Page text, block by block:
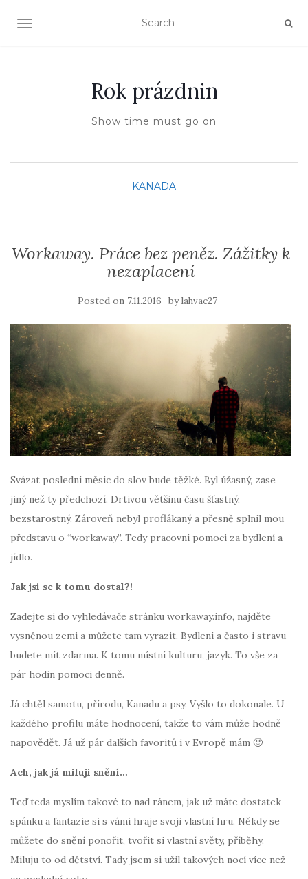
TOGGLE NAVIGATION
Rok prázdnin
Show time must go on
KANADA
Workaway. Práce bez peněz. Zážitky k
nezaplacení
Posted on 7.11.2016 bylahvac27
Svázat poslední měsíc do slov bude těžké. Byl úžasný, zase
jiný než ty předchozí. Drtivou většinu času šťastný,
bezstarostný. Zároveň nebyl proflákaný a přesně splnil mou
představu o “workaway”. Tedy pracovní pomoci za bydlení a
jídlo.
Jak jsi se k tomu dostal?!
Zadejte si do vyhledávače stránku workaway.info, najděte
vysněnou zemi a můžete tam vyrazit. Bydlení a často i stravu
budete mít zdarma. K tomu místní kulturu, jazyk. To vše za
pár hodin pomoci denně.
Já chtěl samotu, přírodu, Kanadu a psy. Vyšlo to dokonale. U
každého profilu máte hodnocení, takže to vám může hodně
napovědět. Já už pár dalších favoritů i v Evropě mám 🙂
Ach, jak já miluji snění…
Teď teda myslím takové to nad ránem, jak už máte dostatek
spánku a fantazie si s vámi hraje svoji vlastní hru. Někdy se
můžete do snění ponořit, tvořit si vlastní světy, příběhy.
Miluju to od dětství. Tady jsem si užil takových nocí více než